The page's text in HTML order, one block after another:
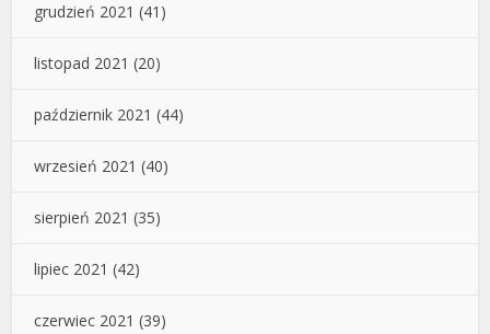
grudzień 2021 (41)
listopad 2021 (20)
październik 2021 (44)
wrzesień 2021 (40)
sierpień 2021 (35)
lipiec 2021 (42)
czerwiec 2021 (39)